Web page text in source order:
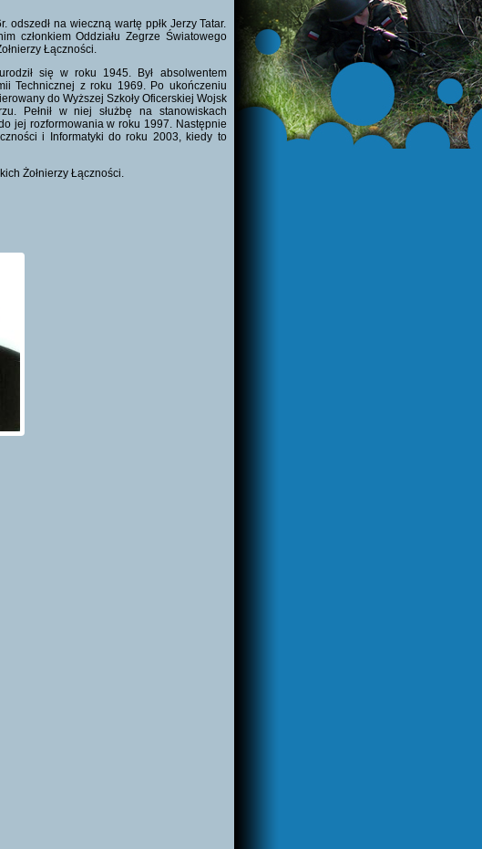
odszedł na wieczną wartę ppłk Jerzy Tatar.
członkiem Oddziału Zegrze Światowego
Łączności.
się w roku 1945. Był absolwentem
Technicznej z roku 1969. Po ukończeniu
do Wyższej Szkoły Oficerskiej Wojsk
Pełnił w niej służbę na stanowiskach
jej rozformowania w roku 1997. Następnie
i Informatyki do roku 2003, kiedy to
Żołnierzy Łączności.